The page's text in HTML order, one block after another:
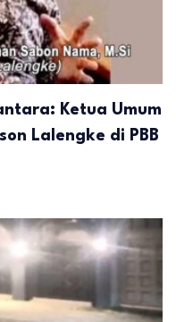
Ketua Umum
Lalengke di PBB